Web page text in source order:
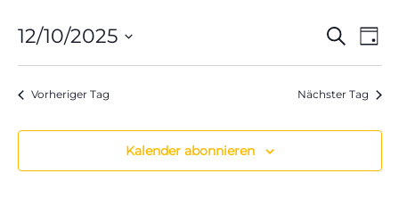
Suche
Tag
12/10/2025
Vorheriger Tag Nächster Tag
Kalender abonnieren